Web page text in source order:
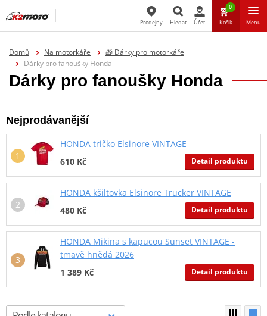
Prodejny Hledat Účet
0
Košík Menu
Domů Na motorkáře
🎁 Dárky pro motorkáře
Dárky pro fanoušky Honda
Dárky pro fanoušky Honda
Nejprodávanější
HONDA tričko Elsinore VINTAGE
610 Kč
Detail produktu
HONDA kšiltovka Elsinore Trucker VINTAGE
480 Kč
Detail produktu
HONDA Mikina s kapucou Sunset VINTAGE -
tmavě hnědá 2026
1 389 Kč
Detail produktu